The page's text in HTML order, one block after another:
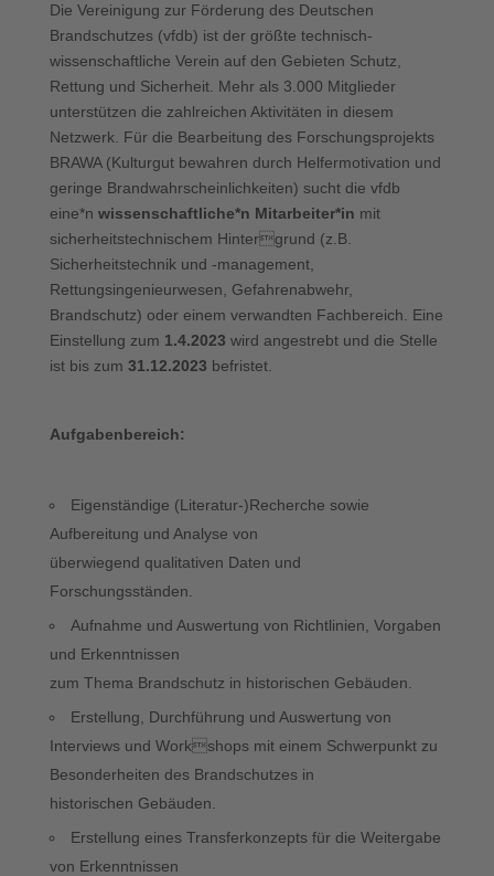
Die Vereinigung zur Förderung des Deutschen
Brandschutzes (vfdb) ist der größte technisch-
wissenschaftliche Verein auf den Gebieten Schutz,
Rettung und Sicherheit. Mehr als 3.000 Mitglieder
unterstützen die zahlreichen Aktivitäten in diesem
Netzwerk. Für die Bearbeitung des Forschungsprojekts
BRAWA (Kulturgut bewahren durch Helfermotivation und
geringe Brandwahrscheinlichkeiten) sucht die vfdb
eine*n wissenschaftliche*n Mitarbeiter*in mit
sicherheitstechnischem Hintergrund (z.B.
Sicherheitstechnik und -management,
Rettungsingenieurwesen, Gefahrenabwehr,
Brandschutz) oder einem verwandten Fachbereich. Eine
Einstellung zum 1.4.2023 wird angestrebt und die Stelle
ist bis zum 31.12.2023 befristet.
Aufgabenbereich:
Eigenständige (Literatur-)Recherche sowie
Aufbereitung und Analyse von
überwiegend qualitativen Daten und
Forschungsständen.
Aufnahme und Auswertung von Richtlinien, Vorgaben
und Erkenntnissen
zum Thema Brandschutz in historischen Gebäuden.
Erstellung, Durchführung und Auswertung von
Interviews und Workshops mit einem Schwerpunkt zu
Besonderheiten des Brandschutzes in
historischen Gebäuden.
Erstellung eines Transferkonzepts für die Weitergabe
von Erkenntnissen